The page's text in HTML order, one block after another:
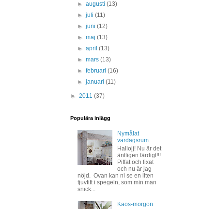
►augusti(13)
►juli(11)
►juni(12)
►maj(13)
►april(13)
►mars(13)
►februari(16)
►januari(11)
► 2011 (37)
Populära inlägg
Nymålat
vardagsrum .....
Hallojj! Nu är det
äntligen färdigt!!!
Piffat och fixat
och nu är jag
nöjd. Ovan kan ni se en liten
tjuvtitt i spegeln, som min man
snick...
Kaos-morgon